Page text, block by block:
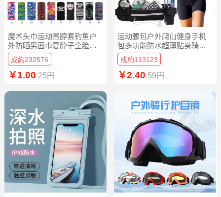
魔术头巾运动围脖套钓鱼户
外防晒男面巾夏脖子全脸面
罩男士骑行女
成約232576
￥1.00 25円
运动腰包户外爬山健身手机
包多功能防水超薄贴身骑行
包便携水壶包
成約113123
￥2.40 59円